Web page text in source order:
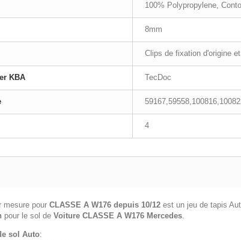
100% Polypropylene,
8mm
Clips de fixation d'origine
KBA TecDoc
4
mesure pour CLASSE A W176 depuis 10/12 est un jeu de tapis
pour le sol de Voiture CLASSE A W176 Mercedes.
sol Auto: